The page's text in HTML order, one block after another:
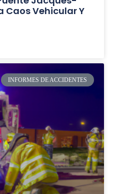
Caos Vehicular Y
INFORMES DE ACCIDENTES